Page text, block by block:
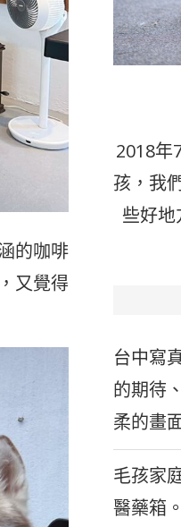
的咖啡
又覺得
2018年
孩，我
些好地
台中寫
的期待
柔的畫
毛孩家
醫藥箱